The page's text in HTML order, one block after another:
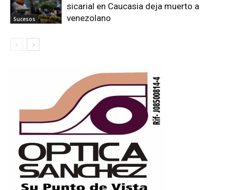
Sucesos
sicarial en Caucasia deja muerto a
venezolano